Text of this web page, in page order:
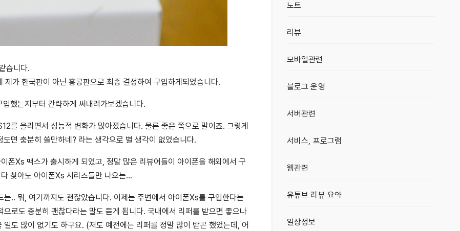
습니다.
가 한국판이 아닌 홍콩판으로 최종 결정하여 구입하게되었습니다.
했는지부터 간략하게 써내려가보겠습니다.
를 올리면서 성능적 변화가 많아졌습니다. 물론 좋은 쪽으로 말이죠. 그렇게
면 충분히 쓸만하네? 라는 생각으로 별 생각이 없었습니다.
폰Xs 맥스가 출시하게 되었고, 정말 많은 리뷰어들이 아이폰을 해외에서 구
찾아도 아이폰Xs 시리즈들만 나오는…
.. 뭐, 여기까지도 괜찮았습니다. 이제는 주변에서 아이폰Xs를 구입한다는
로도 충분히 괜찮다라는 말도 듣게 됩니다. 국내에서 리퍼를 받으면 좋으나
도 많이 없기도 하구요. (저도 예전에는 리퍼를 정말 많이 받곤 했었는데, 어
노트
리뷰
모바일관련
블로그 운영
서버관련
서비스, 프로그램
웹관련
유튜브 리뷰 요약
일상정보